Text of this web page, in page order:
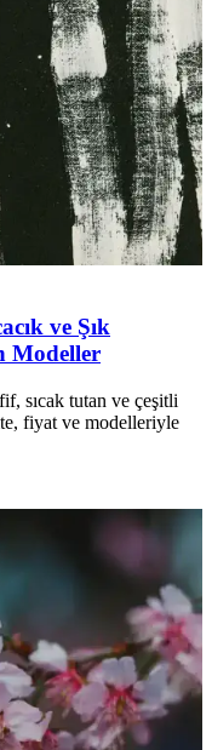
ve Şık
Modeller
sıcak tutan ve çeşitli
fiyat ve modelleriyle